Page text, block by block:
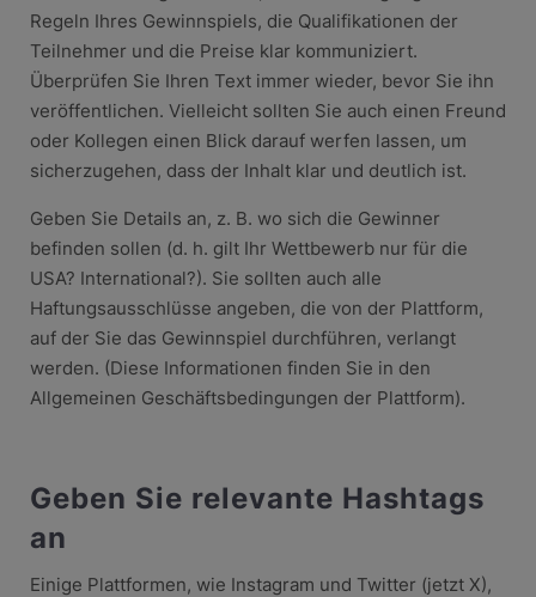
Regeln Ihres Gewinnspiels, die Qualifikationen der
Teilnehmer und die Preise klar kommuniziert.
Überprüfen Sie Ihren Text immer wieder, bevor Sie ihn
veröffentlichen. Vielleicht sollten Sie auch einen Freund
oder Kollegen einen Blick darauf werfen lassen, um
sicherzugehen, dass der Inhalt klar und deutlich ist.
Geben Sie Details an, z. B. wo sich die Gewinner
befinden sollen (d. h. gilt Ihr Wettbewerb nur für die
USA? International?). Sie sollten auch alle
Haftungsausschlüsse angeben, die von der Plattform,
auf der Sie das Gewinnspiel durchführen, verlangt
werden. (Diese Informationen finden Sie in den
Allgemeinen Geschäftsbedingungen der Plattform).
Geben Sie relevante Hashtags
an
Einige Plattformen, wie Instagram und Twitter (jetzt X),